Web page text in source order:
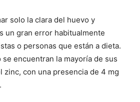
solo la clara del huevo y
un gran error habitualmente
o personas que están a dieta.
se encuentran la mayoría de sus
zinc, con una presencia de 4 mg